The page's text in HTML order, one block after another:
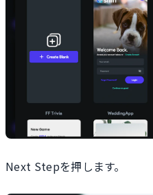
Next Stepを押します。